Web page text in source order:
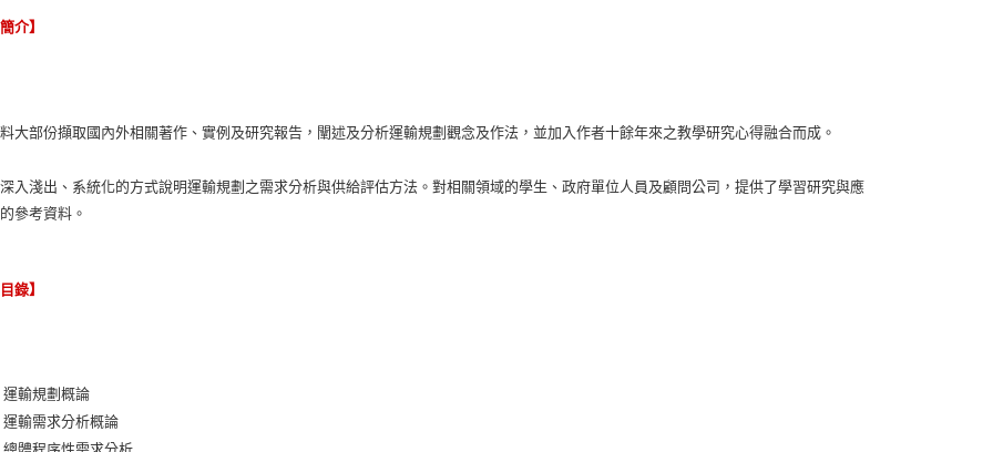
介】
大部份擷取國內外相關著作、實例及研究報告，闡述及分析運輸規劃觀念及作法，並加入作者十餘年來之教學研究心得融合而成。
入淺出、系統化的方式說明運輸規劃之需求分析與供給評估方法。對相關領域的學生、政府單位人員及顧問公司，提供了學習研究與應
參考資料。
錄】
運輸規劃概論
運輸需求分析概論
總體程序性需求分析